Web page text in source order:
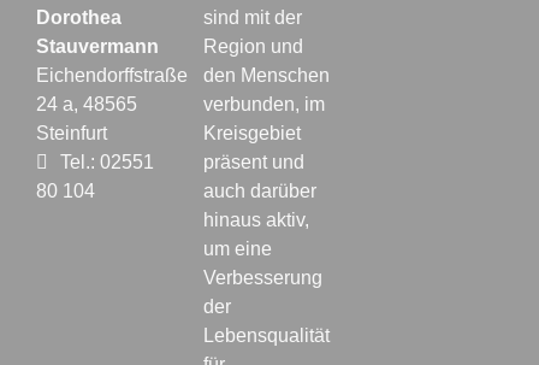
Dorothea
Stauvermann
Eichendorffstraße
24 a, 48565
Steinfurt
Tel.: 02551
80 104
sind mit der
Region und
den Menschen
verbunden, im
Kreisgebiet
präsent und
auch darüber
hinaus aktiv,
um eine
Verbesserung
der
Lebensqualität